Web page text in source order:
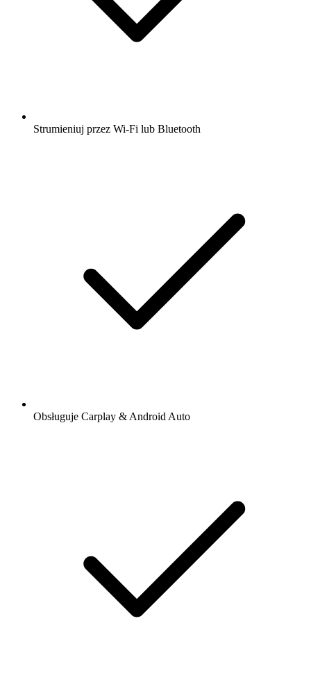
Strumieniuj przez Wi-Fi lub Bluetooth
Obsługuje Carplay & Android Auto